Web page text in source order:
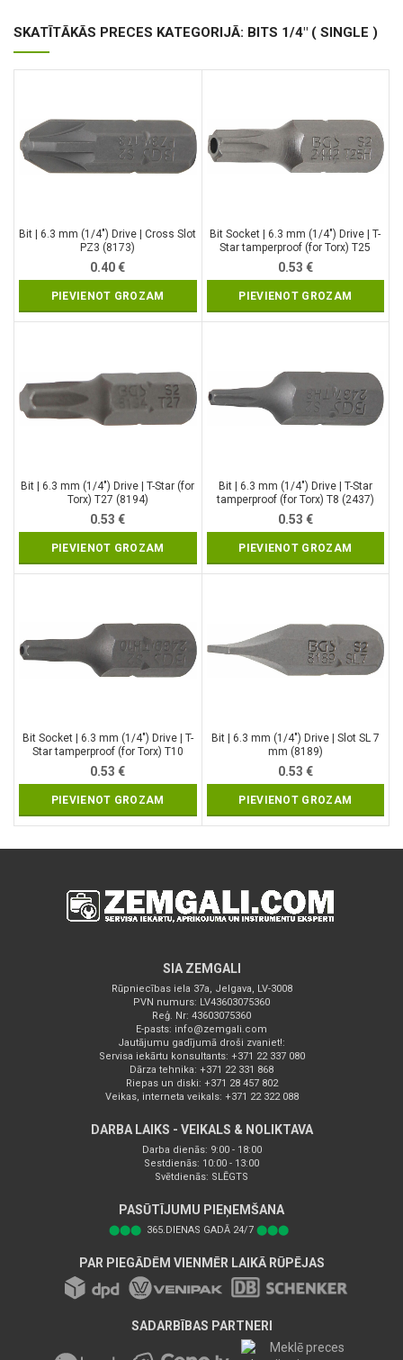
SKATĪTĀKĀS PRECES KATEGORIJĀ: BITS 1/4" ( SINGLE )
Bit | 6.3 mm (1/4″) Drive | Cross Slot
PZ3 (8173)
0.40€
PIEVIENOT GROZAM
Bit Socket | 6.3 mm (1/4″) Drive | T-
Star tamperproof (for Torx) T25
(2442)
0.53 €
PIEVIENOT GROZAM
Bit | 6.3 mm (1/4″) Drive | T-Star (for
Torx) T27 (8194)
0.53€
PIEVIENOT GROZAM
Bit | 6.3 mm (1/4″) Drive | T-Star
tamperproof (for Torx) T8 (2437)
0.53 €
PIEVIENOT GROZAM
Bit Socket | 6.3 mm (1/4″) Drive | T-
Star tamperproof (for Torx) T10
(2439)
0.53€
PIEVIENOT GROZAM
Bit | 6.3 mm (1/4″) Drive | Slot SL 7
mm (8189)
0.53 €
PIEVIENOT GROZAM
SIA ZEMGALI
Rūpniecības iela 37a, Jelgava, LV-3008
PVN numurs: LV43603075360
Reģ. Nr: 43603075360
E-pasts: info@zemgali.com
Jautājumu gadījumā droši zvaniet!:
Servisa iekārtu konsultants: +371 22 337 080
Dārza tehnika: +371 22 331 868
Riepas un diski: +371 28 457 802
Veikas, interneta veikals: +371 22 322 088
DARBA LAIKS - VEIKALS & NOLIKTAVA
Darba dienās: 9:00 - 18:00
Sestdienās: 10:00 - 13:00
Svētdienās: SLĒGTS
PASŪTĪJUMU PIEŅEMŠANA
⬤⬤⬤ 365.DIENAS GADĀ 24/7 ⬤⬤⬤
PAR PIEGĀDĒM VIENMĒR LAIKĀ RŪPĒJAS
SADARBĪBAS PARTNERI